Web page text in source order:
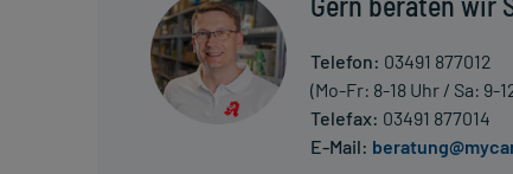
Überdosierung?
Bei einer Überdosierung kann es unter anderem
Sehstörungen kommen. Setzen Sie sich bei dem
Verbindung.
Generell gilt: Achten Sie vor allem bei
Telefon: 03491 877012
(Mo-Fr: 8-18 Uhr / Sa: 9-
Telefax: 03491 877014
E-Mail: